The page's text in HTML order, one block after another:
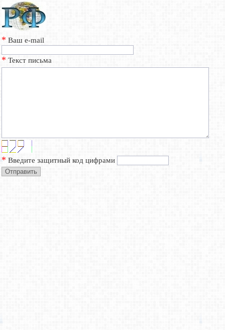
* Ваш e-mail
* Текст письма
* Введите защитный код цифрами